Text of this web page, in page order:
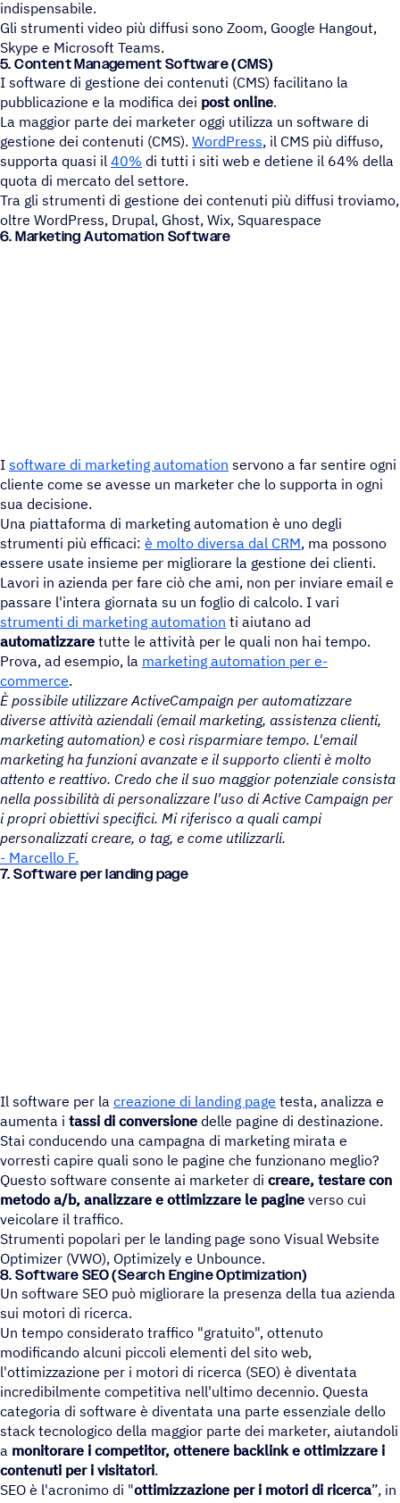
indispensabile.
Gli strumenti video più diffusi sono Zoom, Google Hangout,
Skype e Microsoft Teams.
5. Content Mana­ge­ment Soft­ware (CMS)
I software di gestione dei contenuti (CMS) facilitano la
pubblicazione e la modifica dei post online.
La maggior parte dei marketer oggi utilizza un software di
gestione dei contenuti (CMS). WordPress, il CMS più diffuso,
supporta quasi il 40% di tutti i siti web e detiene il 64% della
quota di mercato del settore.
Tra gli strumenti di gestione dei contenuti più diffusi troviamo,
oltre WordPress, Drupal, Ghost, Wix, Squarespace
6. Marke­ting Automation Software
I software di marketing automation servono a far sentire ogni
cliente come se avesse un marketer che lo supporta in ogni
sua decisione.
Una piattaforma di marketing automation è uno degli
strumenti più efficaci: è molto diversa dal CRM, ma possono
essere usate insieme per migliorare la gestione dei clienti.
Lavori in azienda per fare ciò che ami, non per inviare email e
passare l'intera giornata su un foglio di calcolo. I vari
strumenti di marketing automation ti aiutano ad
automatizzare tutte le attività per le quali non hai tempo.
Prova, ad esempio, la marketing automation per e-
commerce.
È possibile utilizzare ActiveCampaign per automatizzare
diverse attività aziendali (email marketing, assistenza clienti,
marketing automation) e così risparmiare tempo. L'email
marketing ha funzioni avanzate e il supporto clienti è molto
attento e reattivo. Credo che il suo maggior potenziale consista
nella possibilità di personalizzare l'uso di Active Campaign per
i propri obiettivi specifici. Mi riferisco a quali campi
personalizzati creare, o tag, e come utilizzarli.
- Marcello F.
7. Soft­ware per landing page
Il software per la creazione di landing page testa, analizza e
aumenta i tassi di conversione delle pagine di destinazione.
Stai conducendo una campagna di marketing mirata e
vorresti capire quali sono le pagine che funzionano meglio?
Questo software consente ai marketer di creare, testare con
metodo a/b, analizzare e ottimizzare le pagine verso cui
veicolare il traffico.
Strumenti popolari per le landing page sono Visual Website
Optimizer (VWO), Optimizely e Unbounce.
8. Soft­ware SEO (Search Engine Optimization)
Un software SEO può migliorare la presenza della tua azienda
sui motori di ricerca.
Un tempo considerato traffico "gratuito", ottenuto
modificando alcuni piccoli elementi del sito web,
l'ottimizzazione per i motori di ricerca (SEO) è diventata
incredibilmente competitiva nell'ultimo decennio. Questa
categoria di software è diventata una parte essenziale dello
stack tecnologico della maggior parte dei marketer, aiutandoli
a monitorare i competitor, ottenere backlink e ottimizzare i
contenuti per i visitatori.
SEO è l'acronimo di "ottimizzazione per i motori di ricerca”, in